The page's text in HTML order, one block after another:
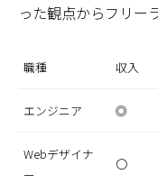
った観点からフリー
職種 収入
エンジニア ◎
Webデザイナ
ー
〇